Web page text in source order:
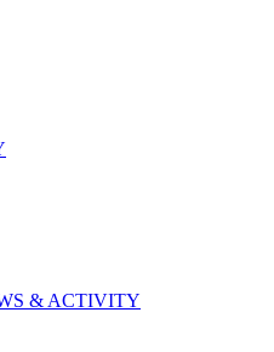
& ACTIVITY